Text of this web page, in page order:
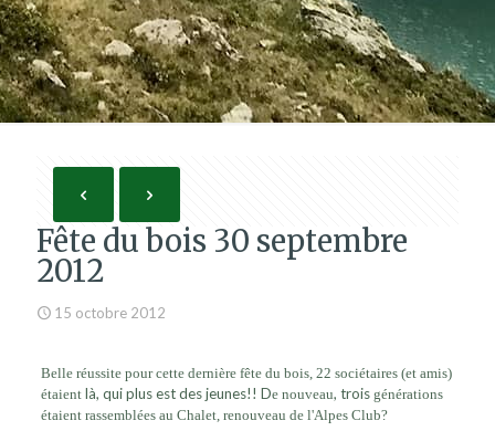
Fête du bois 30 septembre
2012
15 octobre 2012
Belle réussite pour cette dernière fête du bois, 22 sociétaires (et amis)
étaientlà, qui plus est des jeunes!! De nouveau, troisgénérations
étaient rassemblées au Chalet, renouveau de l'Alpes Club?